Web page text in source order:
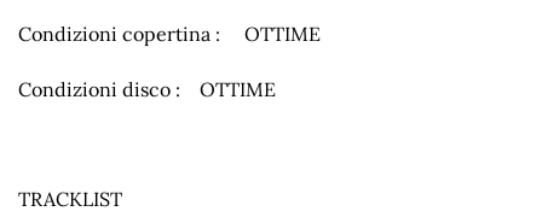
Condizioni copertina : OTTIME
Condizioni disco : OTTIME
TRACKLIST